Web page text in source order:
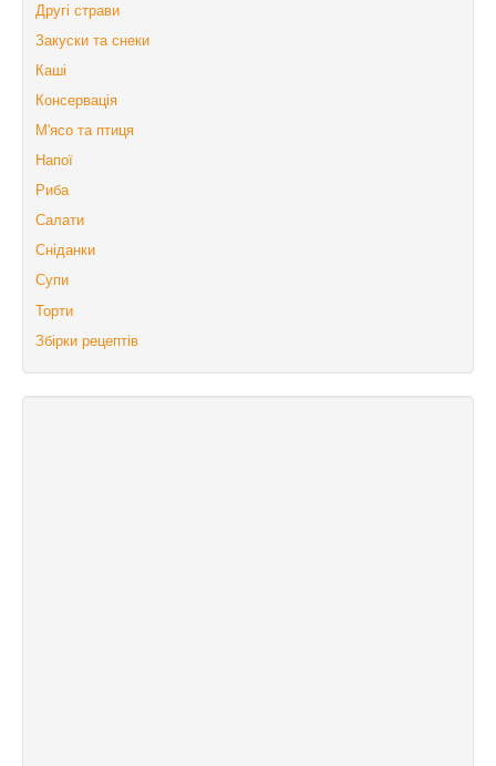
Другі страви
Закуски та снеки
Каші
Консервація
М'ясо та птиця
Напої
Риба
Салати
Сніданки
Супи
Торти
Збірки рецептів